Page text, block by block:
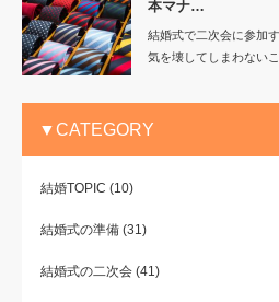
本マナ…
結婚式で二次会に参加
気を壊してしまわない
▼CATEGORY
結婚TOPIC (10)
結婚式の準備 (31)
結婚式の二次会 (41)